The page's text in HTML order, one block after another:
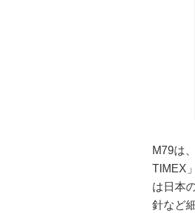
M79は
TIMEX
は日本
針など